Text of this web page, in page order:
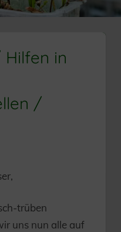
in
/
trüben
uns nun alle auf